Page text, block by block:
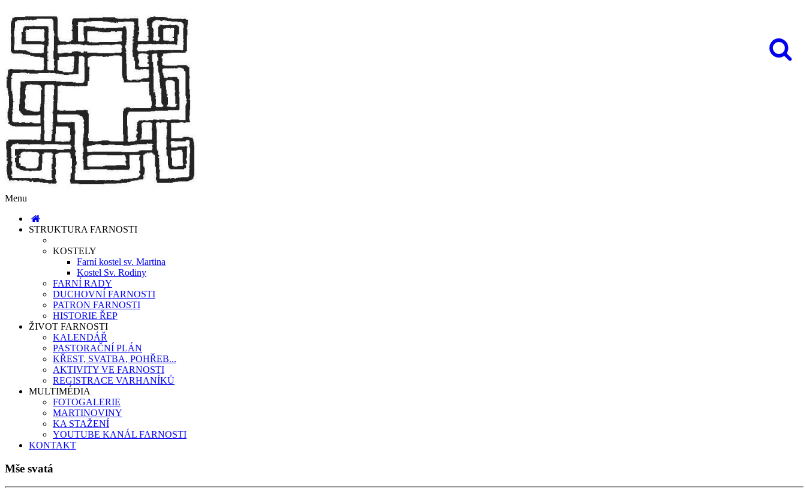
Menu
STRUKTURA FARNOSTI
KOSTELY
Farní kostel sv. Martina
Kostel Sv. Rodiny
FARNÍ RADY
DUCHOVNÍ FARNOSTI
PATRON FARNOSTI
HISTORIE ŘEP
ŽIVOT FARNOSTI
KALENDÁŘ
PASTORAČNÍ PLÁN
KŘEST, SVATBA, POHŘEB...
AKTIVITY VE FARNOSTI
REGISTRACE VARHANÍKŮ
MULTIMÉDIA
FOTOGALERIE
MARTINOVINY
KA STAŽENÍ
YOUTUBE KANÁL FARNOSTI
KONTAKT
Mše svatá